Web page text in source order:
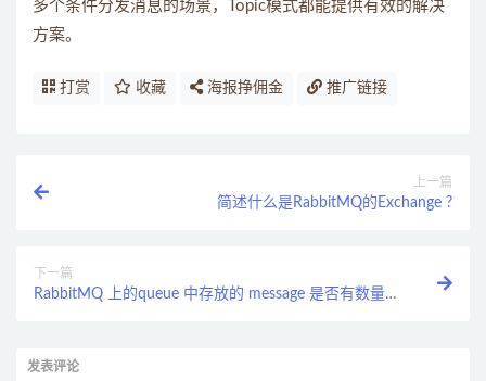
多个条件分发消息的场景，Topic模式都能提供有效的解决
方案。
打赏 收藏 海报挣佣金 推广链接
上一篇
简述什么是RabbitMQ的Exchange ?
下一篇
RabbitMQ 上的queue 中存放的 message 是否有数量限
发表评论